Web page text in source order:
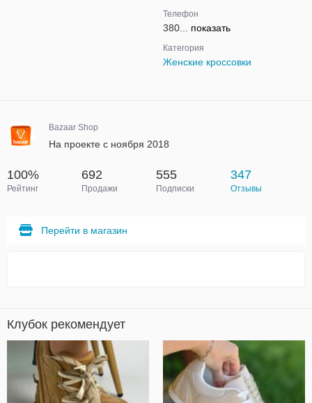
Телефон
380... показать
Категория
Женские кроссовки
Bazaar Shop
На проекте с ноября 2018
100%
Рейтинг
692
Продажи
555
Подписки
347
Отзывы
Перейти в магазин
Клубок рекомендует